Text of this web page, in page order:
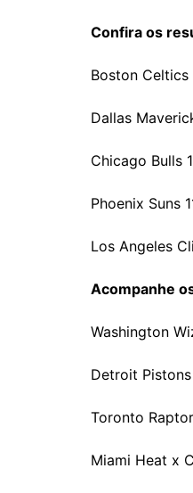
Confira os
Boston Celtics
Dallas
Chicago Bulls
Phoenix Suns
Los Angeles
Acompanhe
Washington
Detroit
Toronto
Miami Heat x